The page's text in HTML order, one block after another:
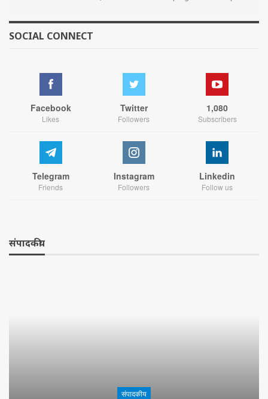
SOCIAL CONNECT
Facebook
Likes
Twitter
Followers
1,080
Subscribers
Telegram
Friends
Instagram
Followers
Linkedin
Follow us
संपादकीय
संपादकीय